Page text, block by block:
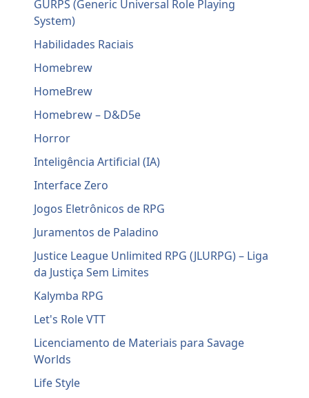
GURPS (Generic Universal Role Playing
System)
Habilidades Raciais
Homebrew
HomeBrew
Homebrew – D&D5e
Horror
Inteligência Artificial (IA)
Interface Zero
Jogos Eletrônicos de RPG
Juramentos de Paladino
Justice League Unlimited RPG (JLURPG) – Liga
da Justiça Sem Limites
Kalymba RPG
Let's Role VTT
Licenciamento de Materiais para Savage
Worlds
Life Style